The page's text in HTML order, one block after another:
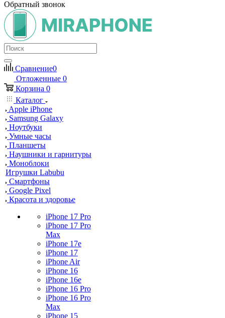
Обратный звонок
Сравнение0
Отложенные 0
Корзина 0
Каталог
Apple iPhone
Samsung Galaxy
Ноутбуки
Умные часы
Планшеты
Наушники и гарнитуры
Моноблоки
Игрушки Labubu
Смартфоны
Google Pixel
Красота и здоровье
iPhone 17 Pro
iPhone 17 Pro
Max
iPhone 17e
iPhone 17
iPhone Air
iPhone 16
iPhone 16e
iPhone 16 Pro
iPhone 16 Pro
Max
iPhone 15